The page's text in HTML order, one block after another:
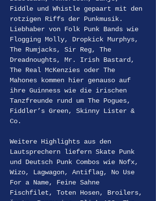
Fiddle und Whistle gepaart mit den
rotzigen Riffs der Punkmusik.
Liebhaber von Folk Punk Bands wie
Flogging Molly, Dropkick Murphys,
The Rumjacks, Sir Reg, The
Dreadnoughts, Mr. Irish Bastard,
The Real McKenzies oder The
Mahones kommen hier genauso auf
ihre Guinness wie die irischen
Tanzfreunde rund um The Pogues,
Fiddler’s Green, Skinny Lister &
Co.
Weitere Highlights aus den
Lautsprechern liefern Skate Punk
und Deutsch Punk Combos wie Nofx,
Wizo, Lagwagon, Antiflag, No Use
For a Name, Feine Sahne
Fischfilet, Toten Hosen, Broilers,